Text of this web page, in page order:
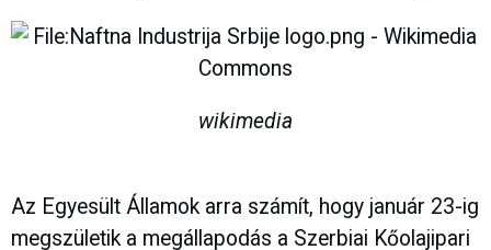
wikimedia
Az Egyesült Államok arra számít, hogy január 23-ig
megszületik a megállapodás a Szerbiai Kőolajipari